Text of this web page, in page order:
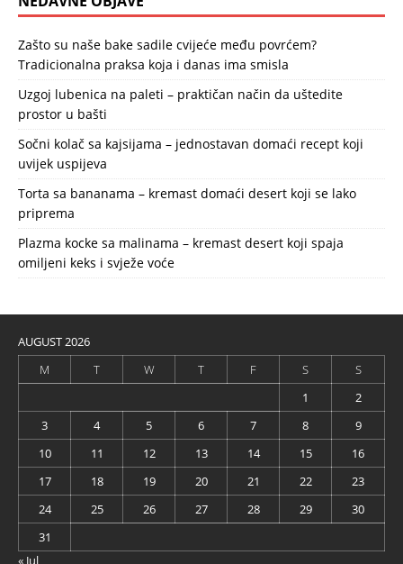
Zašto su naše bake sadile cvijeće među povrćem?
Tradicionalna praksa koja i danas ima smisla
Uzgoj lubenica na paleti – praktičan način da uštedite
prostor u bašti
Sočni kolač sa kajsijama – jednostavan domaći recept koji
uvijek uspijeva
Torta sa bananama – kremast domaći desert koji se lako
priprema
Plazma kocke sa malinama – kremast desert koji spaja
omiljeni keks i svježe voće
AUGUST 2026
M
T W T F S
S
1
2
3
4 5 6 7 8
9
10
11 12 13 14 15
16
17
18 19 20 21 22
23
24
25 26 27 28 29
30
31
« Jul